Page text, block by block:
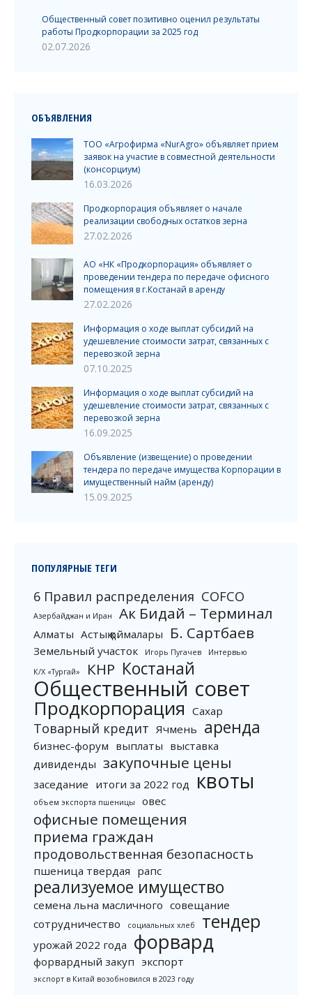
Общественный совет позитивно оценил результаты
работы Продкорпорации за 2025 год
02.07.2026
ОБЪЯВЛЕНИЯ
ТОО «Агрофирма «NurAgro» объявляет прием
заявок на участие в совместной деятельности
(консорциум)
16.03.2026
Продкорпорация объявляет о начале
реализации свободных остатков зерна
27.02.2026
АО «НК «Продкорпорация» объявляет о
проведении тендера по передаче офисного
помещения в г.Костанай в аренду
27.02.2026
Информация о ходе выплат субсидий на
удешевление стоимости затрат, связанных с
перевозкой зерна
07.10.2025
Информация о ходе выплат субсидий на
удешевление стоимости затрат, связанных с
перевозкой зерна
16.09.2025
Объявление (извещение) о проведении
тендера по передаче имущества Корпорации в
имущественный найм (аренду)
15.09.2025
ПОПУЛЯРНЫЕ ТЕГИ
6 Правил распределения COFCO
Азербайджан и Иран Ак Бидай – Терминал
Алматы Астық қоймалары Б. Сартбаев
Земельный участок Игорь Пугачев
Интервью
К/Х «Тургай»
КНР Костанай
Общественный совет
Продкорпорация Сахар
Товарный кредит Ячмень аренда
бизнес-форум выплаты выставка
дивиденды закупочные цены
заседание итоги за 2022 год квоты
объем экспорта пшеницы овес
офисные помещения
приема граждан
продовольственная безопасность
пшеница твердая рапс
реализуемое имущество
семена льна масличного совещание
сотрудничество
социальных хлеб тендер
урожай 2022 года форвард
форвардный закуп экспорт
экспорт в Китай возобновился в 2023 году